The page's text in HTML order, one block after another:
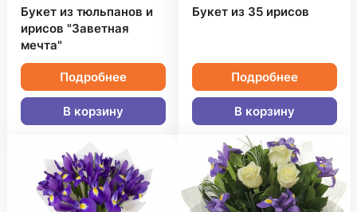
Букет из тюльпанов и
ирисов "Заветная
мечта"
Подробнее
В корзину
Букет из 35 ирисов
Подробнее
В корзину